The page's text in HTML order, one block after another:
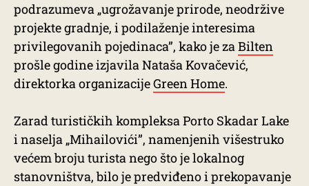
podrazumeva „ugrožavanje prirode, neodržive
projekte gradnje, i podilaženje interesima
privilegovanih pojedinaca”, kako je zaBilten
prošle godine izjavila Nataša Kovačević,
direktorka organizacijeGreen Home.
Zarad turističkih kompleksa Porto Skadar Lake
i naselja „Mihailovići”, namenjenih višestruko
većem broju turista nego što je lokalnog
stanovništva, bilo je predviđeno i prekopavanje